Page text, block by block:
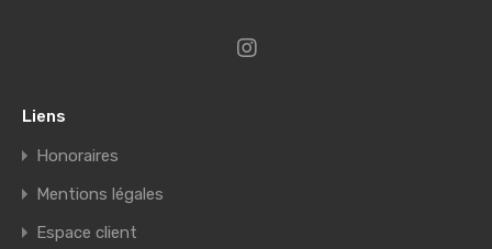
Liens
Honoraires
Mentions légales
Espace client